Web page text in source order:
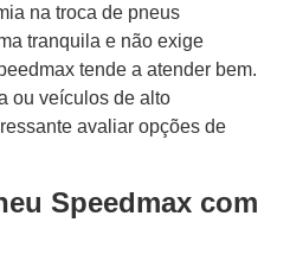
na troca de pneus
tranquila e não exige
tende a atender bem.
ou veículos de alto
avaliar opções de
Speedmax com